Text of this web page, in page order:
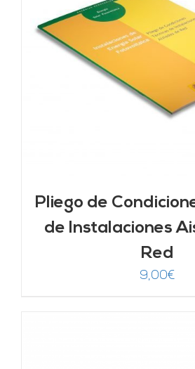
Pliego de
de Instalaciones
Red
9,00€